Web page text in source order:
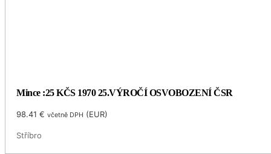
Mince :25 KČS 1970 25.VÝROČÍ OSVOBOZENÍ ČSR
98.41€ včetně DPH (EUR)
Stříbro